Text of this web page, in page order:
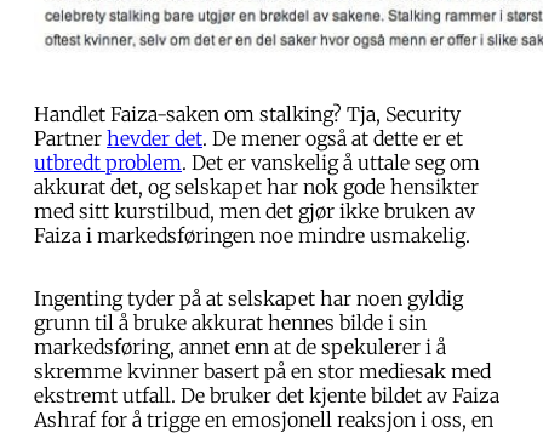
Handlet Faiza-saken om stalking? Tja, Security
Partner hevder det. De mener også at dette er et
utbredt problem. Det er vanskelig å uttale seg om
akkurat det, og selskapet har nok gode hensikter
med sitt kurstilbud, men det gjør ikke bruken av
Faiza i markedsføringen noe mindre usmakelig.
Ingenting tyder på at selskapet har noen gyldig
grunn til å bruke akkurat hennes bilde i sin
markedsføring, annet enn at de spekulerer i å
skremme kvinner basert på en stor mediesak med
ekstremt utfall. De bruker det kjente bildet av Faiza
Ashraf for å trigge en emosjonell reaksjon i oss, en